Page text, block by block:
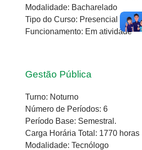
Modalidade: Bacharelado
Tipo do Curso: Presencial
Funcionamento: Em atividade
Gestão Pública
Turno: Noturno
Número de Períodos: 6
Período Base: Semestral.
Carga Horária Total: 1770 horas
Modalidade: Tecnólogo